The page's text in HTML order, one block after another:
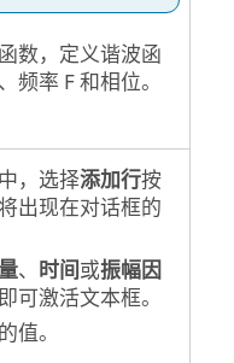
数，定义谐波函
频率 F 和相位。
，选择添加行按
出现在对话框的
、 时间或振幅因
可激活文本框。
值。